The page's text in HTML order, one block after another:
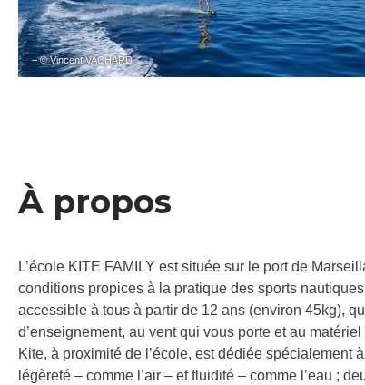
– © Vincent VACHARD
À propos
L’école KITE FAMILY est située sur le port de
conditions propices à la pratique des sports
accessible à tous à partir de 12 ans (environ 45kg),
d’enseignement, au vent qui vous porte et au
Kite, à proximité de l’école, est dédiée spécialement
légèreté – comme l’air – et fluidité – comme l’eau ;